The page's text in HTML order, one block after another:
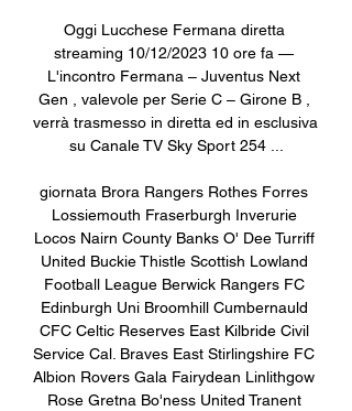
Oggi Lucchese Fermana diretta
streaming 10/12/2023 10 ore fa —
L'incontro Fermana – Juventus Next
Gen , valevole per Serie C – Girone B ,
verrà trasmesso in diretta ed in esclusiva
su Canale TV Sky Sport 254 ...
giornata Brora Rangers Rothes Forres
Lossiemouth Fraserburgh Inverurie
Locos Nairn County Banks O' Dee Turriff
United Buckie Thistle Scottish Lowland
Football League Berwick Rangers FC
Edinburgh Uni Broomhill Cumbernauld
CFC Celtic Reserves East Kilbride Civil
Service Cal. Braves East Stirlingshire FC
Albion Rovers Gala Fairydean Linlithgow
Rose Gretna Bo'ness United Tranent